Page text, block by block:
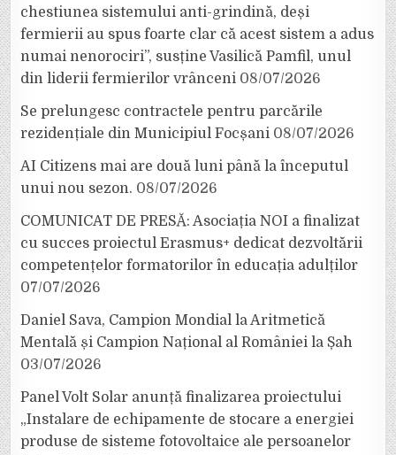
chestiunea sistemului anti-grindină, deși
fermierii au spus foarte clar că acest sistem a adus
numai nenorociri”, susține Vasilică Pamfil, unul
din liderii fermierilor vrânceni 08/07/2026
Se prelungesc contractele pentru parcările
rezidențiale din Municipiul Focșani 08/07/2026
AI Citizens mai are două luni până la începutul
unui nou sezon. 08/07/2026
COMUNICAT DE PRESĂ: Asociația NOI a finalizat
cu succes proiectul Erasmus+ dedicat dezvoltării
competențelor formatorilor în educația adulților
07/07/2026
Daniel Sava, Campion Mondial la Aritmetică
Mentală și Campion Național al României la Șah
03/07/2026
Panel Volt Solar anunță finalizarea proiectului
„Instalare de echipamente de stocare a energiei
produse de sisteme fotovoltaice ale persoanelor